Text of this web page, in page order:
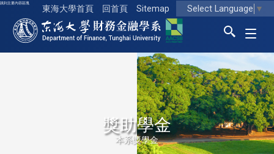
跳到主要內容區塊
東海大學首頁 回首頁 Sitemap Select Language ▼
東海大學logo
獎助學金
本系獎學金